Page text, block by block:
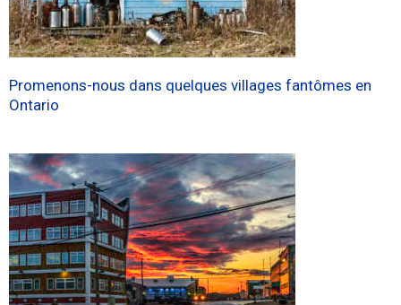
Promenons-nous dans quelques villages fantômes en
Ontario